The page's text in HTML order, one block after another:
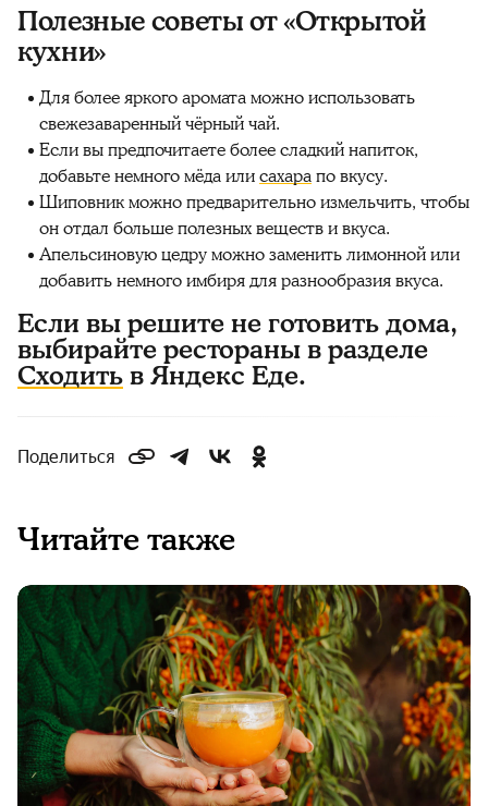
Полезные советы от «Открытой
кухни»
Для более яркого аромата можно использовать
свежезаваренный чёрный чай.
Если вы предпочитаете более сладкий напиток,
добавьте немного мёда илисахарапо вкусу.
Шиповник можно предварительно измельчить, чтобы
он отдал больше полезных веществ и вкуса.
Апельсиновую цедру можно заменить лимонной или
добавить немного имбиря для разнообразия вкуса.
Если вы решите не готовить дома,
выбирайте рестораны в разделе
Сходитьв Яндекс Еде.
Поделиться
Читайте также